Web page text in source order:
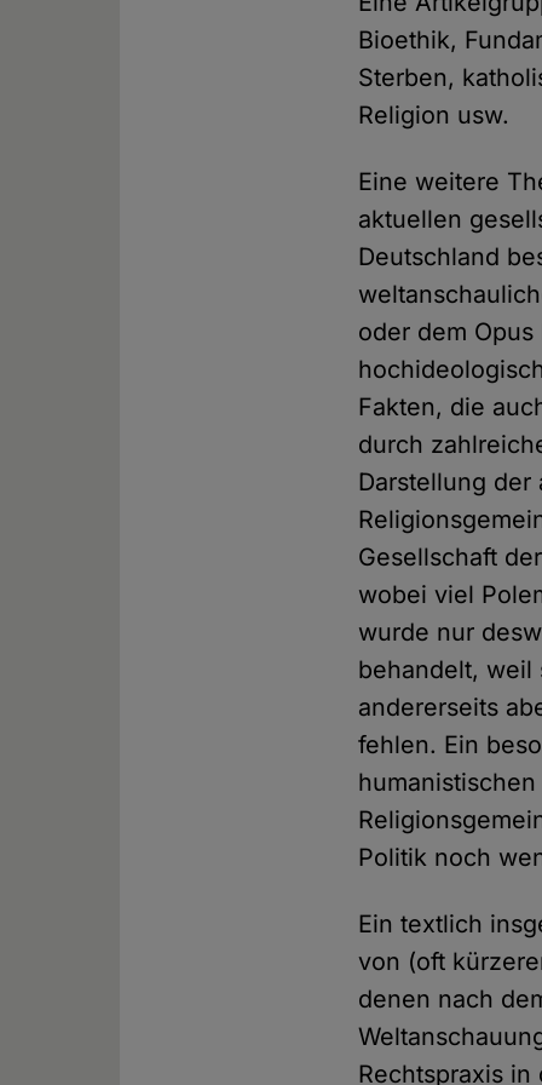
Bioethik,
Sterben,
Religion usw.
Eine weitere
aktuellen
Deutschland
oder dem
Fakten, die
durch
Darstellung der
Gesellschaft
wobei viel
wurde nur
behandelt, weil
andererseits
fehlen. Ein
Politik noch
Ein textlich
von (oft
denen nach
Rechtspraxis